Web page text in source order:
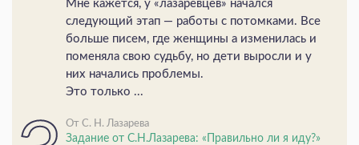
Мне кажется, у «лазаревцев» начался
следующий этап — работы с потомками. Все
больше писем, где женщины а изменилась и
поменяла свою судьбу, но дети выросли и у
них начались проблемы.
Это только ...
От С. Н. Лазарева
Задание от С.Н.Лазарева: «Правильно ли я иду?»